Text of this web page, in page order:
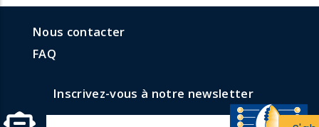
menuNous contacter
FAQ
Inscrivez-vous à notre newsletter
Menu